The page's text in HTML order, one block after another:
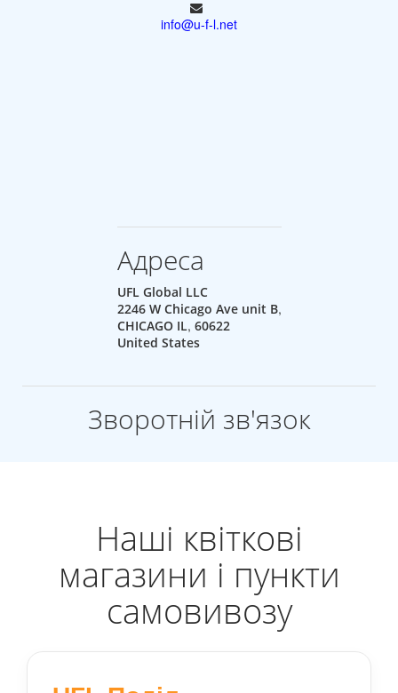
info@u-f-l.net
Адреса
UFL Global LLC
2246 W Chicago Ave unit B,
CHICAGO IL, 60622
United States
Зворотній зв'язок
Наші квіткові
магазини і пункти
самовивозу